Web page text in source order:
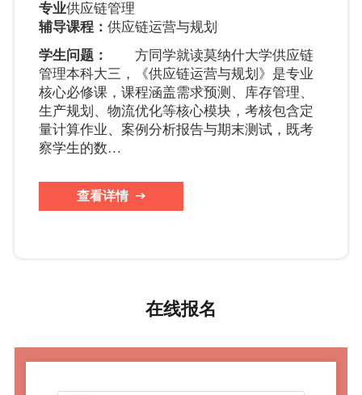
专业供应链管理
辅导课程： 供应链运营与规划
学生问题：
方同学就读莫纳什大学供应链
管理本科大三，《供应链运营与规划》是专业
核心必修课，课程涵盖需求预测、库存管理、
生产规划、物流优化等核心模块，考核包含定
量计算作业、案例分析报告与期末测试，既考
察学生的数…
查看详情
在线报名